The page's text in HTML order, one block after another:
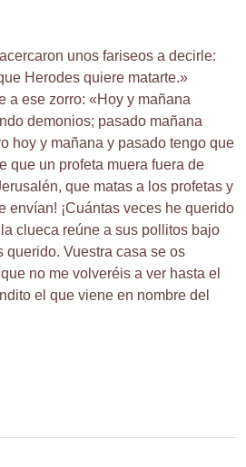
unos fariseos a decirle:
Herodes quiere matarte.»
a ese zorro: «Hoy y mañana
demonios; pasado mañana
hoy y mañana y pasado tengo que
que un profeta muera fuera de
que matas a los profetas y
envían! ¡Cuántas veces he querido
clueca reúne a sus pollitos bajo
querido. Vuestra casa se os
no me volveréis a ver hasta el
el que viene en nombre del